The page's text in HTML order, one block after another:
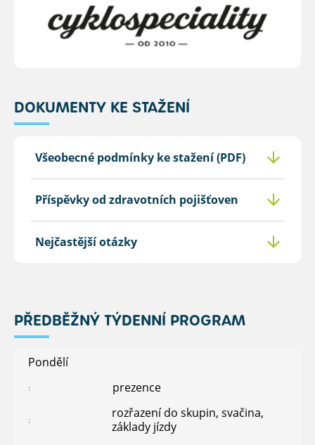
DOKUMENTY KE STAŽENÍ
Všeobecné podmínky ke stažení (PDF)
Příspěvky od zdravotních pojišťoven
Nejčastější otázky
PŘEDBĚŽNÝ TÝDENNÍ PROGRAM
Pondělí
prezence
rozřazení do skupin, svačina,
základy jízdy